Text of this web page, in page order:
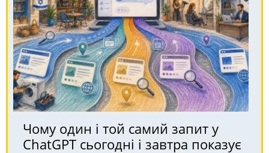
Чому один і той самий запит у
ChatGPT сьогодні і завтра показує